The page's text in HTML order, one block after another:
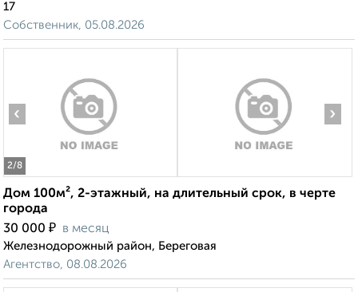
17
Собственник, 05.08.2026
2/8
‹ ›
Дом 100м², 2-этажный, на длительный срок, в черте
города
30 000 ₽ в месяц
Железнодорожный район, Береговая
Агентство, 08.08.2026